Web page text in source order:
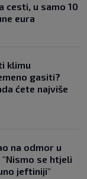
cesti, u samo 10
eura
klimu
gasiti?
ćete najviše
na odmor u
se htjeli
jeftiniji"